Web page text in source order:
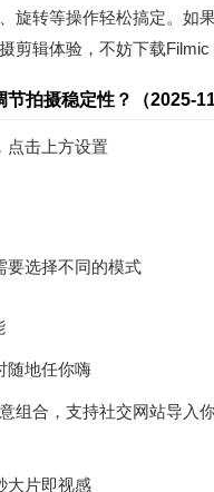
旋转等操作轻松搞定。如
剪辑体验，不妨下载Filmic
拍摄稳定性？（2025-
点击上方设置
要选择不同的模式
随地任你嗨
组合，支持社交网站导入
大片即视感